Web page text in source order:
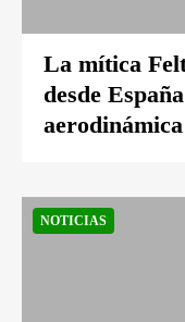
La mítica
desde
NOTICIAS